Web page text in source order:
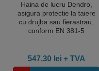
Haina de lucru Dendro,
asigura protectie la taiere
cu drujba sau fierastrau,
conform EN 381-5
547.30 lei+ TVA